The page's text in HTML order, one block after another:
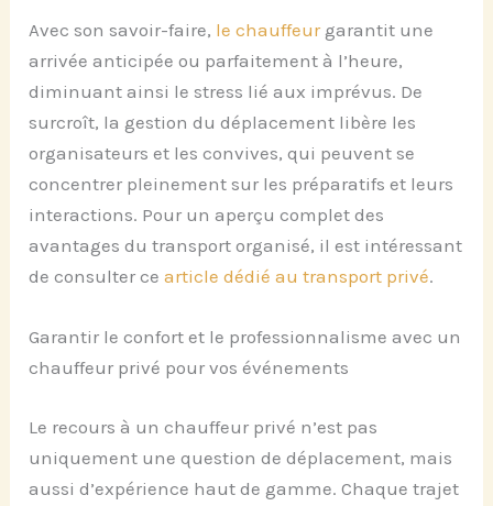
Avec son savoir-faire, le chauffeurgarantit une
arrivée anticipée ou parfaitement à l’heure,
diminuant ainsi le stress lié aux imprévus. De
surcroît, la gestion du déplacement libère les
organisateurs et les convives, qui peuvent se
concentrer pleinement sur les préparatifs et leurs
interactions. Pour un aperçu complet des
avantages du transport organisé, il est intéressant
de consulter cearticle dédié au transport privé.
Garantir le confort et le professionnalisme avec un
chauffeur privé pour vos événements
Le recours à un chauffeur privé n’est pas
uniquement une question de déplacement, mais
aussi d’expérience haut de gamme. Chaque trajet